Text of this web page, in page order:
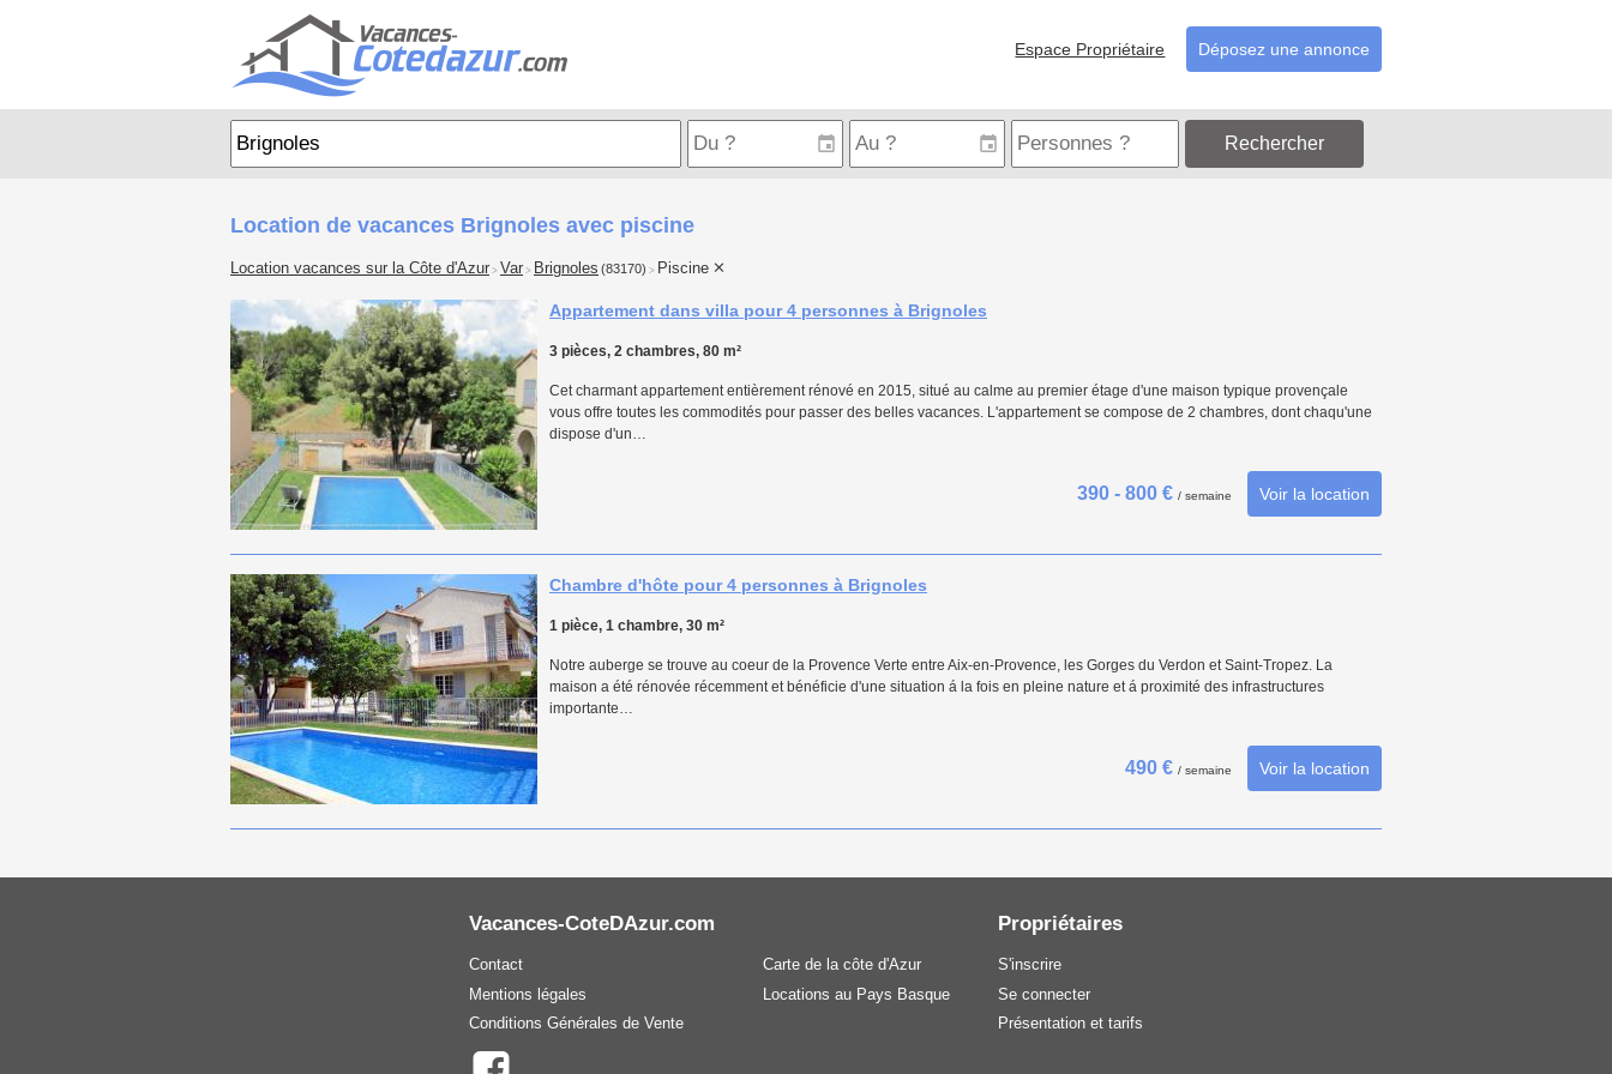
Espace Propriétaire Déposez une annonce
Rechercher
Location de vacances Brignoles avec piscine
Location vacances sur la Côte d'Azur > Var > Brignoles (83170) > Piscine
Appartement dans villa pour 4 personnes à Brignoles
3 pièces, 2 chambres, 80 m²
Cet charmant appartement entièrement rénové en 2015, situé au calme au premier étage d'une maison typique provençale
vous offre toutes les commodités pour passer des belles vacances. L'appartement se compose de 2 chambres, dont chaqu'une
dispose d'un…
390 - 800 € / semaine Voir la location
Chambre d'hôte pour 4 personnes à Brignoles
1 pièce, 1 chambre, 30 m²
Notre auberge se trouve au coeur de la Provence Verte entre Aix-en-Provence, les Gorges du Verdon et Saint-Tropez. La
maison a été rénovée récemment et bénéficie d'une situation á la fois en pleine nature et á proximité des infrastructures
importante…
490 € / semaine Voir la location
Vacances-CoteDAzur.com
Contact
Mentions légales
Conditions Générales de Vente
Carte de la côte d'Azur
Locations au Pays Basque
Propriétaires
S'inscrire
Se connecter
Présentation et tarifs